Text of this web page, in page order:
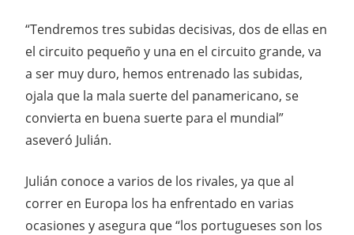
“Tendremos tres subidas decisivas, dos de ellas en
el circuito pequeño y una en el circuito grande, va
a ser muy duro, hemos entrenado las subidas,
ojala que la mala suerte del panamericano, se
convierta en buena suerte para el mundial”
aseveró Julián.
Julián conoce a varios de los rivales, ya que al
correr en Europa los ha enfrentado en varias
ocasiones y asegura que “los portugueses son los